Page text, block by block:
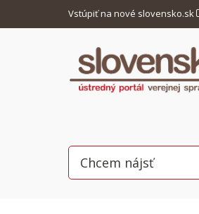
Vstúpiť na nové slovensko.sk